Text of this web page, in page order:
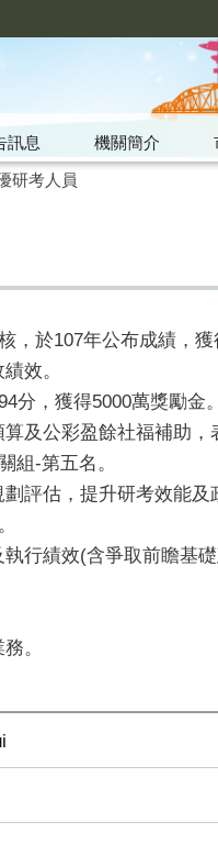
訊息 機關簡介
研考人員
，於107年公布成績，獲
效。
分，獲得5000萬獎勵金。
及公彩盈餘社福補助，
組-第五名。
評估，提升研考效能及
行績效(含爭取前瞻基
。